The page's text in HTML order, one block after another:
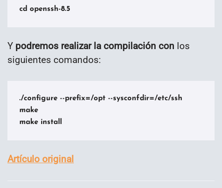
cd openssh-8.5
Y podremos realizar la compilación con los
siguientes comandos:
./configure --prefix=/opt --sysconfdir=/etc/ssh
make
make install
Artículo original